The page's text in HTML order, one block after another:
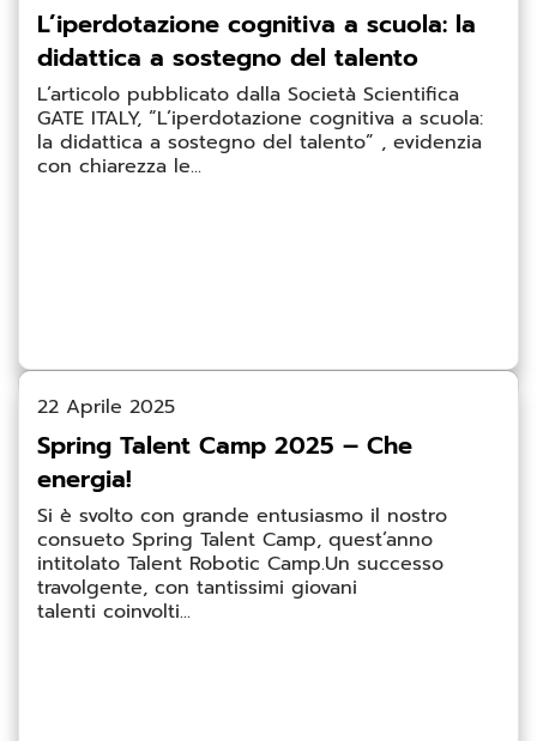
L’iperdotazione cognitiva a scuola: la
didattica a sostegno del talento
L’articolo pubblicato dalla Società Scientifica
GATE ITALY, “L’iperdotazione cognitiva a scuola:
la didattica a sostegno del talento” , evidenzia
con chiarezza le...
22 Aprile 2025
Spring Talent Camp 2025 – Che
energia!
Si è svolto con grande entusiasmo il nostro
consueto Spring Talent Camp, quest’anno
intitolato Talent Robotic Camp.Un successo
travolgente, con tantissimi giovani
talenti coinvolti...